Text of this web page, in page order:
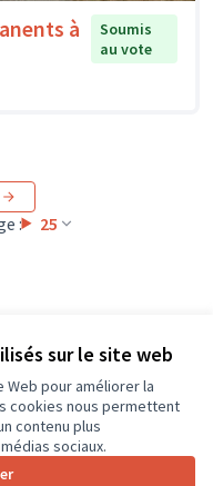
sur le site web
pour améliorer la
cookies nous permettent
contenu plus
sociaux.
à
Soumis
au vote
: 25